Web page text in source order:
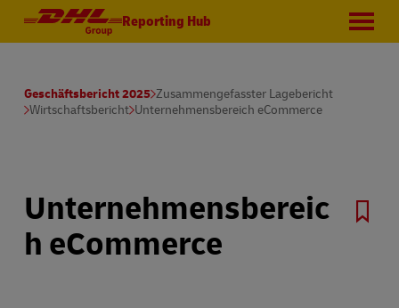
Reporting Hub
Geschäftsbericht 2025 Zusammengefasster Lagebericht
Wirtschaftsbericht Unternehmensbereich eCommerce
Unternehmensbereic
h eCommerce